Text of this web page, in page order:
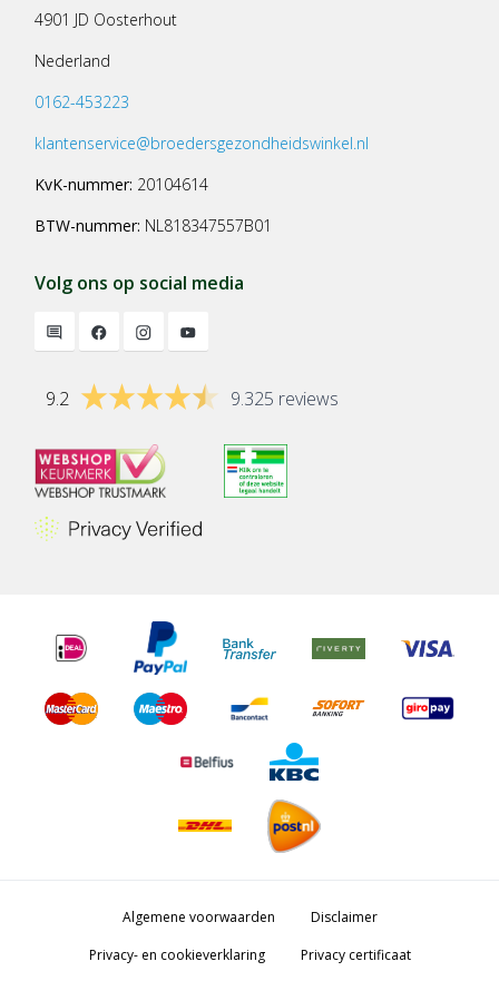
4901 JD Oosterhout
Nederland
0162-453223
klantenservice@broedersgezondheidswinkel.nl
KvK-nummer: 20104614
BTW-nummer: NL818347557B01
Volg ons op social media
9.2 9.325 reviews
Algemene voorwaarden
Disclaimer
Privacy- en cookieverklaring
Privacy certificaat